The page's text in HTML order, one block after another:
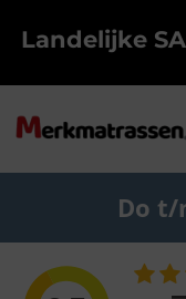
Landelijke
Do t/